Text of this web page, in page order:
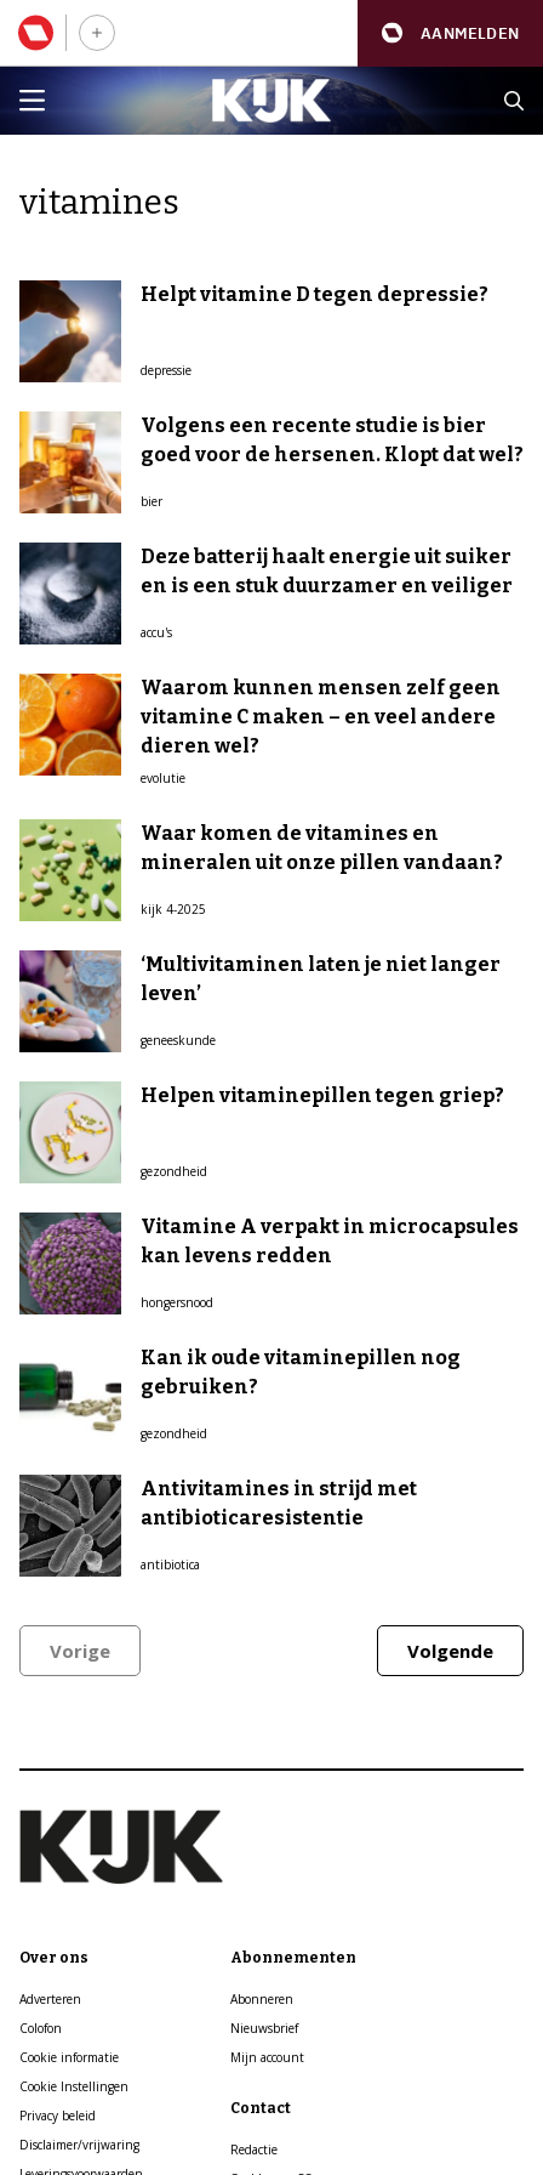
AANMELDEN
vitamines
Helpt vitamine D tegen depressie?
depressie
Volgens een recente studie is bier
goed voor de hersenen. Klopt dat wel?
bier
Deze batterij haalt energie uit suiker
en is een stuk duurzamer en veiliger
accu's
Waarom kunnen mensen zelf geen
vitamine C maken – en veel andere
dieren wel?
evolutie
Waar komen de vitamines en
mineralen uit onze pillen vandaan?
kijk 4-2025
‘Multivitaminen laten je niet langer
leven’
geneeskunde
Helpen vitaminepillen tegen griep?
gezondheid
Vitamine A verpakt in microcapsules
kan levens redden
hongersnood
Kan ik oude vitaminepillen nog
gebruiken?
gezondheid
Antivitamines in strijd met
antibioticaresistentie
antibiotica
Vorige Volgende
Over ons
Adverteren
Colofon
Cookie informatie
Cookie Instellingen
Privacy beleid
Disclaimer/vrijwaring
Abonnementen
Abonneren
Nieuwsbrief
Mijn account
Contact
Redactie